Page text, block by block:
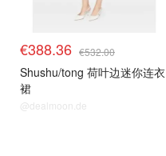
€388.36 €532.00
Shushu/tong 荷叶边迷你连衣
裙
@dealmoon.de